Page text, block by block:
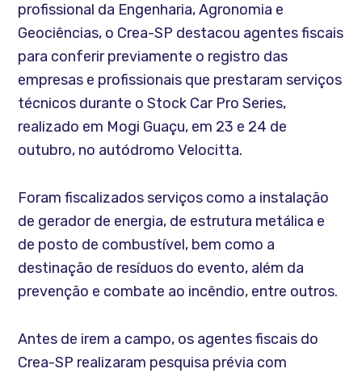
profissional da Engenharia, Agronomia e
Geociências, o Crea-SP destacou agentes fiscais
para conferir previamente o registro das
empresas e profissionais que prestaram serviços
técnicos durante o Stock Car Pro Series,
realizado em Mogi Guaçu, em 23 e 24 de
outubro, no autódromo Velocitta.
Foram fiscalizados serviços como a instalação
de gerador de energia, de estrutura metálica e
de posto de combustível, bem como a
destinação de resíduos do evento, além da
prevenção e combate ao incêndio, entre outros.
Antes de irem a campo, os agentes fiscais do
Crea-SP realizaram pesquisa prévia com